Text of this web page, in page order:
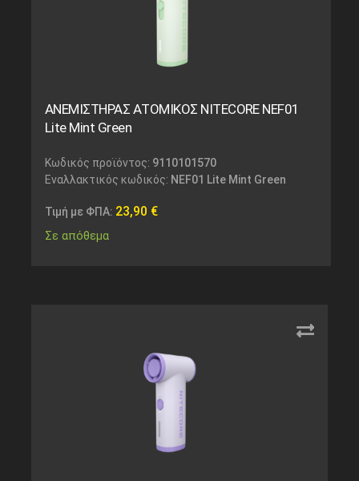
ΑΝΕΜΙΣΤΗΡΑΣ ΑΤΟΜΙΚΟΣ NITECORE NEF01
Lite Mint Green
Κωδικός προϊόντος: 9110101570
Εναλλακτικός κωδικός: NEF01 Lite Mint Green
Τιμή με ΦΠΑ: 23,90 €
Σε απόθεμα